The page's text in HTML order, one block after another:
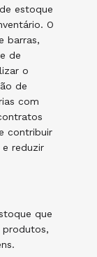
estoque
O
barras,
de
o
de
com
contribuir
reduzir
que